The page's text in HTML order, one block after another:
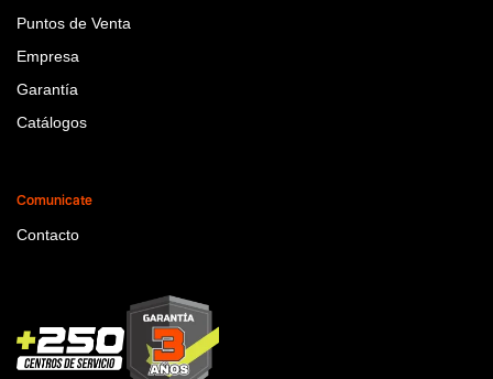
Puntos de Venta
Empresa
Garantía
Catálogos
Comunicate
Contacto